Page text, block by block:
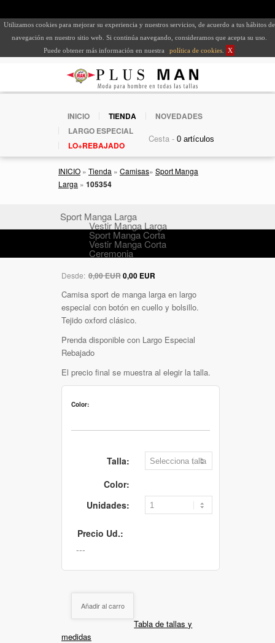
Utilizamos cookies para mejorar su experiencia y nuestros servicios, de acuerdo a tus hábitos de
navegación en nuestro sitio web. Si continúa navegando, consideramos que acepta su uso.
Puede obtener más información en nuestra
política de cookies X
INICIO TIENDA
NOVEDADES
LARGO ESPECIAL
LO+REBAJADO
Cesta -
INICIO » Tienda » Camisas» Sport Manga
Larga » 105354
Sport Manga Larga
Vestir Manga Larga
Sport Manga Corta
Vestir Manga Corta
Ceremonia
Desde: 0,00 EUR0,00 EUR
Camisa sport de manga larga en largo
especial con botón en cuello y bolsillo.
Tejido oxford clásico.
Prenda disponible con Largo Especial
Rebajado
El precio final se muestra al elegir la talla.
Color:
Talla:
Color:
Unidades:
Precio Ud.:
Añadir al carro
Tabla de tallas y
medidas